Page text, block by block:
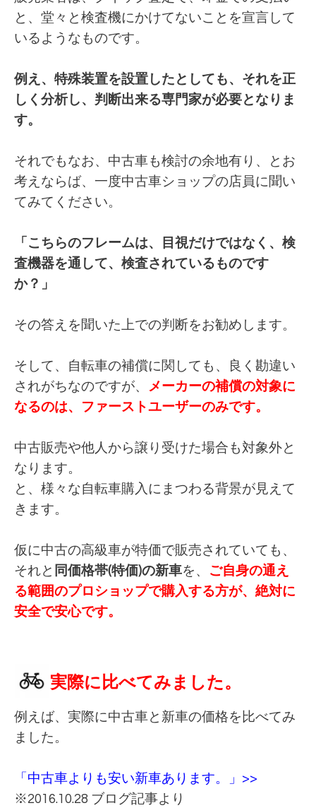
と、堂々と検査機にかけてないことを宣言して
いるようなものです。
例え、特殊装置を設置したとしても、それを正
しく分析し、判断出来る専門家が必要となりま
す。
それでもなお、中古車も検討の余地有り、とお
考えならば、一度中古車ショップの店員に聞い
てみてください。
「こちらのフレームは、目視だけではなく、検
査機器を通して、検査されているものです
か？」
その答えを聞いた上での判断をお勧めします。
そして、自転車の補償に関しても、良く勘違い
されがちなのですが、
メーカーの補償の対象に
なるのは、ファーストユーザーのみです。
中古販売や他人から譲り受けた場合も対象外と
なります。
と、様々な自転車購入にまつわる背景が見えて
きます。
仮に中古の高級車が特価で販売されていても、
それと 同価格帯(特価)の新車を、
ご自身の通え
る範囲のプロショップで購入する方が、絶対に
安全で安心です。
実際に比べてみました。
例えば、実際に中古車と新車の価格を比べてみ
ました。
「中古車よりも安い新車あります。」>>
※2016.10.28 ブログ記事より